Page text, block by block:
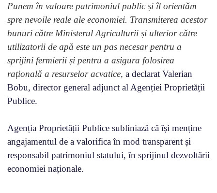
Punem în valoare patrimoniul public și îl orientăm
spre nevoile reale ale economiei. Transmiterea acestor
bunuri către Ministerul Agriculturii și ulterior către
utilizatorii de apă este un pas necesar pentru a
sprijini fermierii și pentru a asigura folosirea
rațională a resurselor acvatice, a declarat Valerian
Bobu, director general adjunct al Agenției Proprietății
Publice.
Agenția Proprietății Publice subliniază că își menține
angajamentul de a valorifica în mod transparent și
responsabil patrimoniul statului, în sprijinul dezvoltării
economiei naționale.